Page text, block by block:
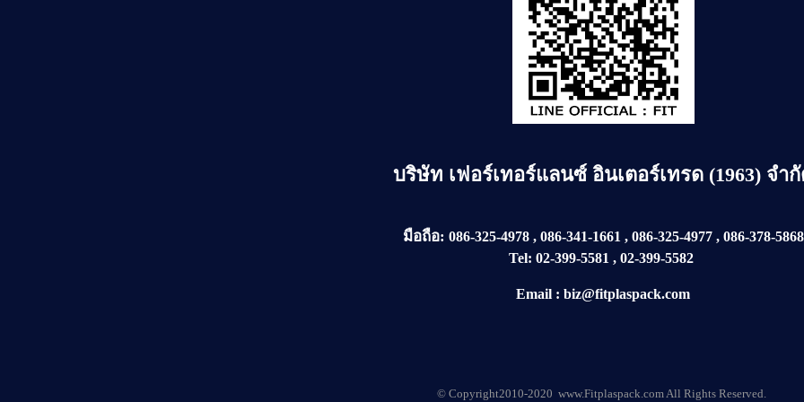
บริษัท เฟอร์เทอร์แลนซ์ อินเตอร์เทรด (1963) จำ
มือถือ: 086-325-4978, 086-341-1661 , 086-325-4977, 086-378-5868
Tel: 02-399-5581 , 02-399-5582
Email : biz@fitplaspack.com
© Copyright2010-2020 www.Fitplaspack.com All Rights Reserved.